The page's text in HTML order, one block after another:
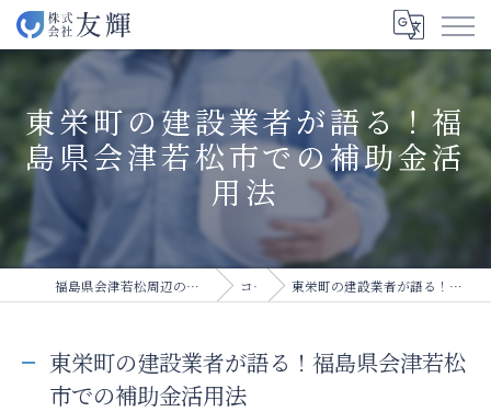
東栄町の建設業者が語る！福
島県会津若松市での補助金活
用法
福島県会津若松周辺の建設業の求人なら株式会社友輝 コラム 東栄町の建設業者が語る！福島県会津若松市での補助金活用法
東栄町の建設業者が語る！福島県会津若松
市での補助金活用法